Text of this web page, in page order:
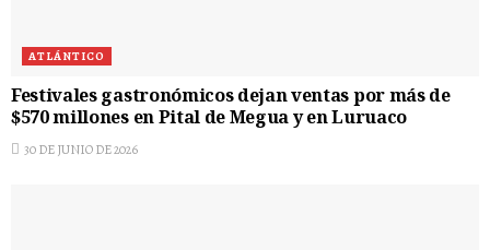
ATLÁNTICO
Festivales gastronómicos dejan ventas por más de
$570 millones en Pital de Megua y en Luruaco
30 DE JUNIO DE 2026